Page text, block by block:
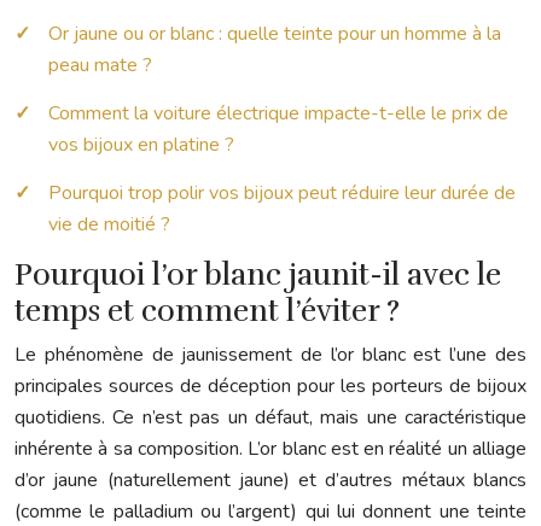
Or jaune ou or blanc : quelle teinte pour un homme à la
peau mate ?
Comment la voiture électrique impacte-t-elle le prix de
vos bijoux en platine ?
Pourquoi trop polir vos bijoux peut réduire leur durée de
vie de moitié ?
Pourquoi l’or blanc jaunit-il avec le
temps et comment l’éviter ?
Le phénomène de jaunissement de l’or blanc est l’une des
principales sources de déception pour les porteurs de bijoux
quotidiens. Ce n’est pas un défaut, mais une caractéristique
inhérente à sa composition. L’or blanc est en réalité un alliage
d’or jaune (naturellement jaune) et d’autres métaux blancs
(comme le palladium ou l’argent) qui lui donnent une teinte